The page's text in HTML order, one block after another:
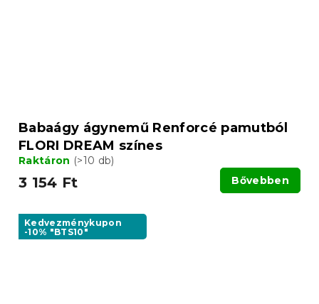
Babaágy ágynemű Renforcé pamutból
FLORI DREAM színes
Raktáron (>10 db)
3 154 Ft Bővebben
Kedvezménykupon
-10% "BTS10"